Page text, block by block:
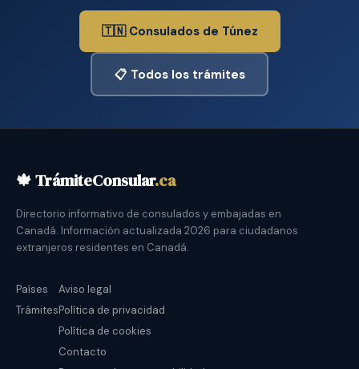
🇹🇳 Consulados de Túnez
📋 Todos los trámites
🍁 TrámiteConsular.ca
Directorio informativo de consulados y embajadas en
Canadá. Información actualizada 2026 para ciudadanos
extranjeros residentes en Canadá.
Países
Trámites
Aviso legal
Política de privacidad
Política de cookies
Contacto